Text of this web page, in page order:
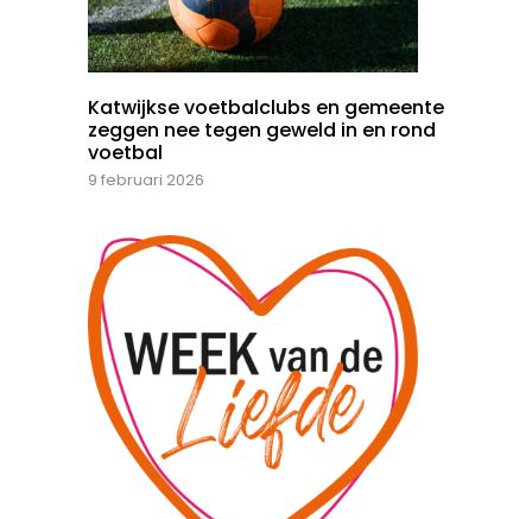
Katwijkse voetbalclubs en gemeente
zeggen nee tegen geweld in en rond
voetbal
9 februari 2026